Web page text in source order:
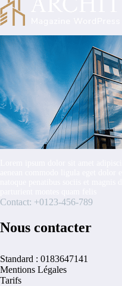
Contact: +0123-456-789
Nous contacter
Standard : 0183647141
Mentions Légales
Tarifs